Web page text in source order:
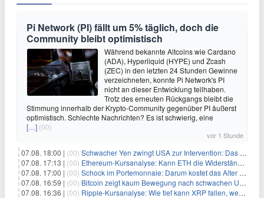
Pi Network (PI) fällt um 5% täglich, doch die
Community bleibt optimistisch
Während bekannte Altcoins wie Cardano
(ADA), Hyperliquid (HYPE) und Zcash
(ZEC) in den letzten 24 Stunden Gewinne
verzeichneten, konnte Pi Network's PI
nicht an dieser Entwicklung teilhaben.
Trotz des erneuten Rückgangs bleibt die
Stimmung innerhalb der Krypto-Community gegenüber PI äußerst
optimistisch. Schlechte Nachrichten? Es ist schwierig, eine
[…] (00)
vor 1 Stunde
07.08. 18:00 | (00) Schwacher Yen zwingt USA zur Intervention: Das größte Risiko seit 15 Jahren
07.08. 17:13 | (00) Ethereum-Kursanalyse: Kann ETH die Widerstände der gleitenden Durchschnitte überwinden?
07.08. 17:00 | (00) Schock im Portemonnaie: Darum kostet das Alter deutlich mehr als Sie denken
07.08. 16:59 | (00) Bitcoin zeigt kaum Bewegung nach schwachen US-Arbeitsmarktdaten, Fed-Zinserhöhungschancen sinken auf 44%
07.08. 16:36 | (00) Ripple-Kursanalyse: Wie tief kann XRP fallen, wenn die $1-Unterstützung am Wochenende verloren geht?